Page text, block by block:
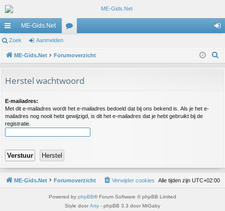
ne
lle
ks
ME-Gids.Net
u
s
m
Zoek Aanmelden
ME-Gids.Net Forumoverzicht
Herstel wachtwoord
E-mailadres:
Met dit e-mailadres wordt het e-mailadres bedoeld dat bij ons bekend is. Als je het e-
mailadres nog nooit hebt gewijzigd, is dit het e-mailadres dat je hebt gebruikt bij de
registratie.
ME-Gids.Net Forumoverzicht Alle tijden zijn UTC+02:00
Verwijder cookies
Powered by phpBB® Forum Software © phpBB Limited
Style door Arty - phpBB 3.3 door MrGaby